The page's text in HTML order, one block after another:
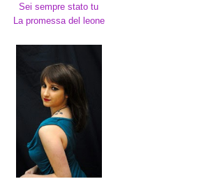
Sei sempre stato tu
La promessa del leone